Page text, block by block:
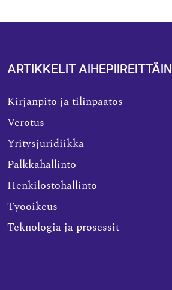
ARTIKKELIT AIHEPIIREITTÄIN
Kirjanpito ja tilinpäätös
Verotus
Yritysjuridiikka
Palkkahallinto
Henkilöstöhallinto
Työoikeus
Teknologia ja prosessit